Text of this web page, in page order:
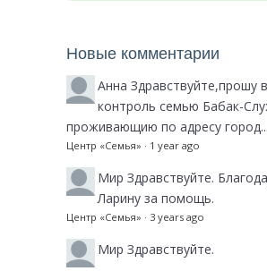
Новые комментарии
Анна Здравствуйте,прошу
контроль семью Бабак-
проживающию по адресу город...
Центр «Семья» · 1 year ago
Мир Здравствуйте.
Ларину за помощь.
Центр «Семья» · 3 years ago
Мир Здравствуйте.